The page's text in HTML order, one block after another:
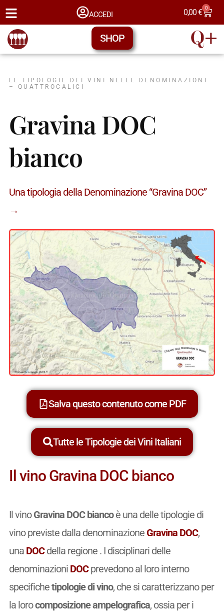
ACCEDI 0,00€ 0
SHOP
LE TIPOLOGIE DEI VINI NELLE DENOMINAZIONI
– QUATTROCALICI
Gravina DOC
bianco
Una tipologia della Denominazione “Gravina DOC”
→
Salva questo contenuto come PDF
Tutte le Tipologie dei Vini Italiani
Il vino Gravina DOC bianco
Il vinoGravina DOC biancoè una delle tipologie di
vino previste dalla denominazione Gravina DOC,
una DOCdella regione . I disciplinari delle
denominazioni DOCprevedono al loro interno
specifichetipologie di vino, che si caratterizzano per
la lorocomposizione ampelografica, ossia per i